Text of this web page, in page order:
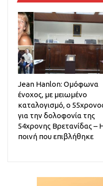
Jean Hanlon: Ομόφωνα
ένοχος, με μειωμένο
καταλογισμό, ο
για την δολοφονία της
54χρονης Βρετανίδας –
ποινή που επιβλήθηκε